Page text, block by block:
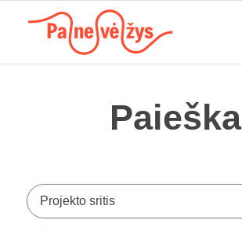
Paieška
Projekto sritis